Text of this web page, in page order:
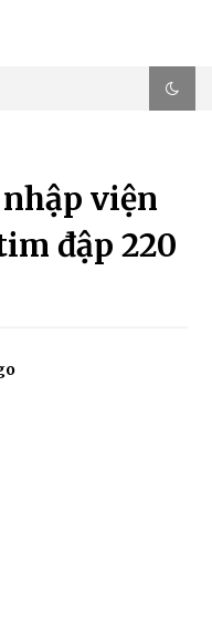
viện
đập 220